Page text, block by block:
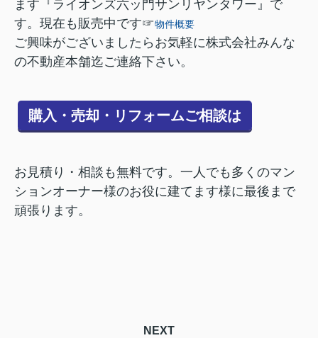
ます『ライオンズ六ッ門サンリヤンタワー』で
す。現在も販売中です☞物件概要
ご興味がございましたらお気軽に株式会社みんな
の不動産本舗迄ご連絡下さい。
購入・売却・リフォームご相談は
お見積り・相談も無料です。一人でも多くのマン
ションオーナー様のお役に建てます様に最後まで
頑張ります。
NEXT